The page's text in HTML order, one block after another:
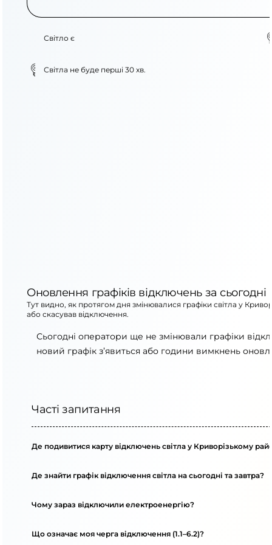
Світло є
Світла не буде перші 30 хв.
Оновлення графіків відключень за сьогодні
Тут видно, як протягом дня змінювалися графіки світла у
або скасував відключення.
Сьогодні оператори ще не змінювали графіки
новий графік з’явиться або години вимкнень
Часті запитання
Де подивитися карту відключень світла у Криворізькому
Де знайти графік відключення світла на сьогодні та завтра?
Чому зараз відключили електроенергію?
Що означає моя черга відключення (1.1–6.2)?